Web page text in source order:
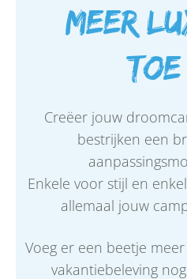
meer
Creëer jouw
bestrijken een
Enkele voor stijl en
allemaal jouw
Voeg er een beetje
vakantiebeleving